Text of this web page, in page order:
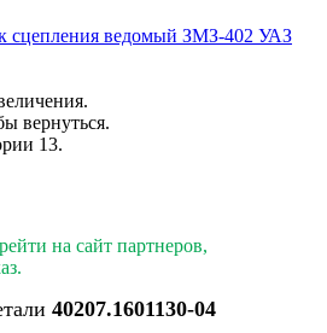
вернуться.
13.
на сайт партнеров,
40207.1601130-04